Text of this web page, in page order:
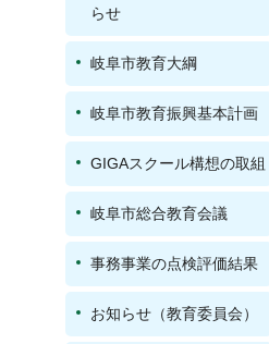
らせ
岐阜市教育大綱
岐阜市教育振興基本計画
GIGAスクール構想の取組
岐阜市総合教育会議
事務事業の点検評価結果
お知らせ（教育委員会）